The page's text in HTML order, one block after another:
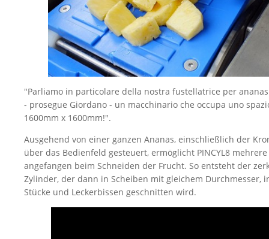
"Parliamo in particolare della nostra fustellatrice per ananas
- prosegue Giordano - un macchinario che occupa uno
1600mm x 1600mm!".
Ausgehend von einer ganzen Ananas, einschließlich der
über das Bedienfeld gesteuert, ermöglicht PINCYL8 mehrere
angefangen beim Schneiden der Frucht. So entsteht der
Zylinder, der dann in Scheiben mit gleichem Durchmesser,
Stücke und Leckerbissen geschnitten wird.